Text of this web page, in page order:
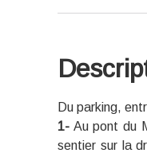
Du parking,
1- Au pont du
sentier sur la